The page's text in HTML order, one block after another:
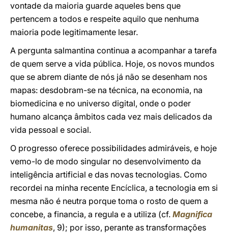
vontade da maioria guarde aqueles bens que
pertencem a todos e respeite aquilo que nenhuma
maioria pode legitimamente lesar.
A pergunta salmantina continua a acompanhar a tarefa
de quem serve a vida pública. Hoje, os novos mundos
que se abrem diante de nós já não se desenham nos
mapas: desdobram-se na técnica, na economia, na
biomedicina e no universo digital, onde o poder
humano alcança âmbitos cada vez mais delicados da
vida pessoal e social.
O progresso oferece possibilidades admiráveis, e hoje
vemo-lo de modo singular no desenvolvimento da
inteligência artificial e das novas tecnologias. Como
recordei na minha recente Encíclica, a tecnologia em si
mesma não é neutra porque toma o rosto de quem a
concebe, a financia, a regula e a utiliza (cf. Magnifica
humanitas, 9); por isso, perante as transformações